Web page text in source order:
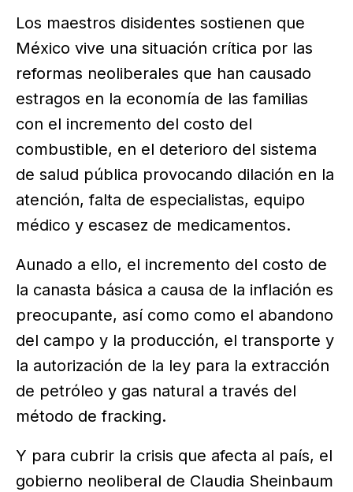
Los maestros disidentes sostienen que
México vive una situación crítica por las
reformas neoliberales que han causado
estragos en la economía de las familias
con el incremento del costo del
combustible, en el deterioro del sistema
de salud pública provocando dilación en la
atención, falta de especialistas, equipo
médico y escasez de medicamentos.
Aunado a ello, el incremento del costo de
la canasta básica a causa de la inflación es
preocupante, así como como el abandono
del campo y la producción, el transporte y
la autorización de la ley para la extracción
de petróleo y gas natural a través del
método de fracking.
Y para cubrir la crisis que afecta al país, el
gobierno neoliberal de Claudia Sheinbaum